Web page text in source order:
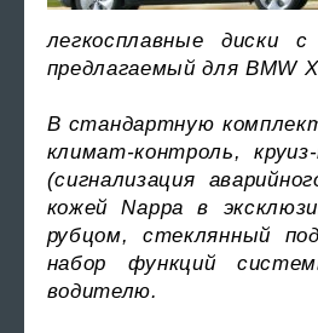
легкосплавные диски
предлагаемый для BMW
В стандартную
климат-контроль,
(сигнализация
кожей Nappa в
рубцом, стеклянный
набор функций
водителю.